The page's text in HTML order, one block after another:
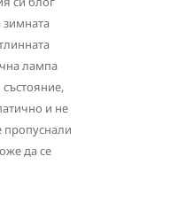
зимната
лампа
и не
пропуснали
да се